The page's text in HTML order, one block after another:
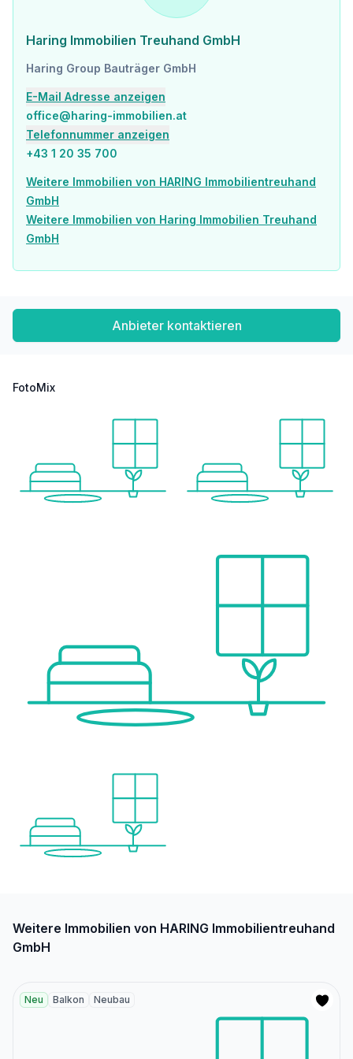
Bank <975m
Post <1.200m
Polizei <950m
Verkehr
Bus <475m
U-Bahn <1.525m
Straßenbahn <525m
Bahnhof <550m
Autobahnanschluss <475m
Angaben Entfernung Luftlinie / Quelle: OpenStreetMap
Haring Immobilien Treuhand GmbH
Haring Group Bauträger GmbH
E-Mail Adresse anzeigen
office@haring-immobilien.at
Telefonnummer anzeigen
+43 1 20 35 700
Weitere Immobilien von HARING Immobilientreuhand
GmbH
Weitere Immobilien von Haring Immobilien Treuhand
GmbH
Anbieter kontaktieren
FotoMix
Weitere Immobilien von HARING Immobilientreuhand
GmbH
Neu Balkon Neubau